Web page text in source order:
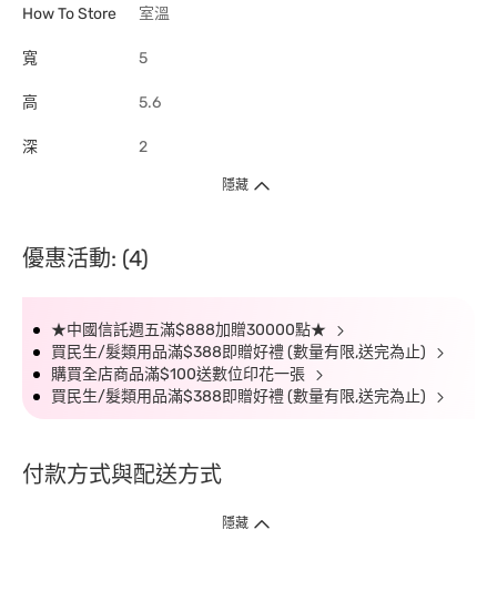
How To Store 室溫
寬 5
高 5.6
深 2
隱藏
優惠活動: (4)
★中國信託週五滿$888加贈30000點★
買民生/髮類用品滿$388即贈好禮 (數量有限,送完為止)
購買全店商品滿$100送數位印花一張
買民生/髮類用品滿$388即贈好禮 (數量有限,送完為止)
付款方式與配送方式
隱藏